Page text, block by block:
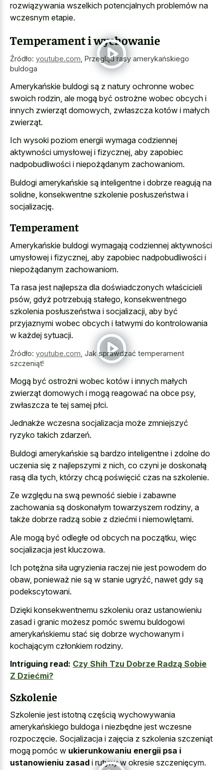
rozwiązywania wszelkich potencjalnych problemów na
wczesnym etapie.
Temperament i wychowanie
Źródło: youtube.com, Przegląd rasy amerykańskiego
buldoga
Amerykańskie buldogi są z natury ochronne wobec
swoich rodzin, ale mogą być ostrożne wobec obcych i
innych zwierząt domowych, zwłaszcza kotów i małych
zwierząt.
Ich wysoki poziom energii wymaga codziennej
aktywności umysłowej i fizycznej, aby zapobiec
nadpobudliwości i niepożądanym zachowaniom.
Buldogi amerykańskie są inteligentne i dobrze reagują na
solidne, konsekwentne szkolenie posłuszeństwa i
socjalizację.
Temperament
Amerykańskie buldogi wymagają codziennej aktywności
umysłowej i fizycznej, aby zapobiec nadpobudliwości i
niepożądanym zachowaniom.
Ta rasa jest najlepsza dla doświadczonych właścicieli
psów, gdyż potrzebują stałego, konsekwentnego
szkolenia posłuszeństwa i socjalizacji, aby być
przyjaznymi wobec obcych i łatwymi do kontrolowania
w każdej sytuacji.
Źródło: youtube.com, Jak sprawdzać temperament
szczeniąt!
Mogą być ostrożni wobec kotów i innych małych
zwierząt domowych i mogą reagować na obce psy,
zwłaszcza te tej samej płci.
Jednakże wczesna socjalizacja może zmniejszyć
ryzyko takich zdarzeń.
Buldogi amerykańskie są bardzo inteligentne i zdolne do
uczenia się z najlepszymi z nich, co czyni je doskonałą
rasą dla tych, którzy chcą poświęcić czas na szkolenie.
Ze względu na swą pewność siebie i zabawne
zachowania są doskonałym towarzyszem rodziny, a
także dobrze radzą sobie z dziećmi i niemowlętami.
Ale mogą być odległe od obcych na początku, więc
socjalizacja jest kluczowa.
Ich potężna siła ugryzienia raczej nie jest powodem do
obaw, ponieważ nie są w stanie ugryźć, nawet gdy są
podekscytowani.
Dzięki konsekwentnemu szkoleniu oraz ustanowieniu
zasad i granic możesz pomóc swemu buldogowi
amerykańskiemu stać się dobrze wychowanym i
kochającym członkiem rodziny.
Intriguing read: Czy Shih Tzu Dobrze Radzą Sobie
Z Dziećmi?
Szkolenie
Szkolenie jest istotną częścią wychowywania
amerykańskiego buldoga i niezbędne jest wczesne
rozpoczęcie. Socjalizacja i zajęcia z szkolenia szczeniąt
mogą pomóc w ukierunkowaniu energii psa i
ustanowieniu zasad i rutyny w okresie szczenięcym.